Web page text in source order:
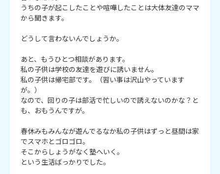
うちの子が起こしたことや喧嘩したことは大体友達のママ
から聞きます。
どうして言わないんでしょうか。
あと、もうひとつ相談があります。
私の子供は学校の友達を遊びに誘いません。
私の子供は帰宅部です。（習い事は沢山やっています
が。）
なので、回りの子は部活で忙しいので誘えないのかな？と
も、おもうんですが。
春休みもみんなが遊んでるなか私の子供はずっと昼間は家
でスマホとゴロゴロ。
そこからしょうがなく塾へいく。
という生活ばっかりでした。